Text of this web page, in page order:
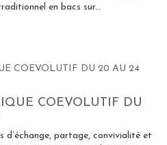
en bacs sur...
COEVOLUTIF DU
d’échange, partage, convivialité et